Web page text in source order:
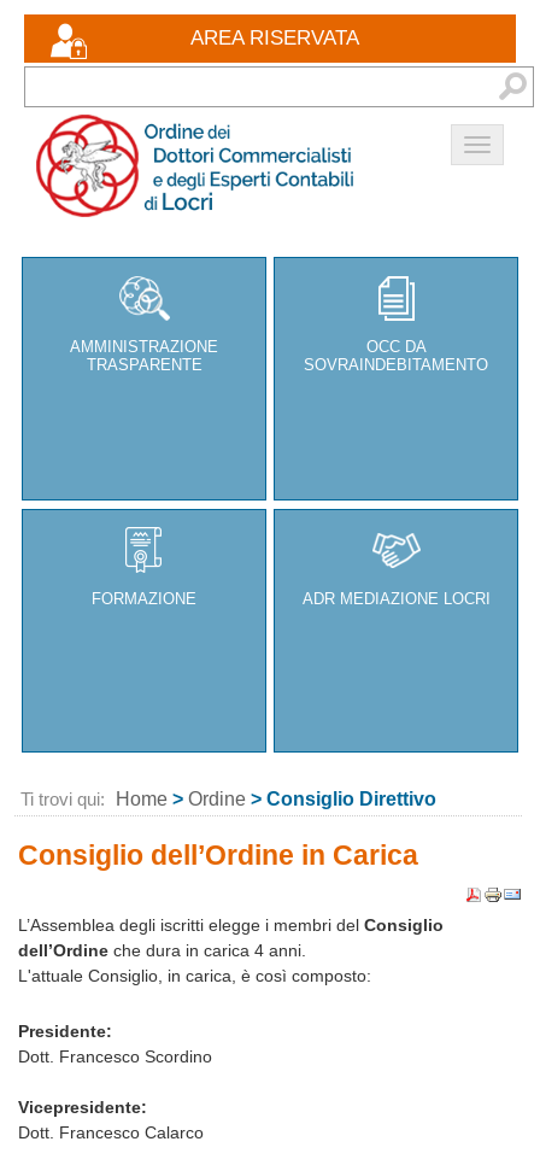
AREA RISERVATA
Eventi formativi
Documenti
Bacheca
Contatti
AMMINISTRAZIONE
TRASPARENTE
OCC DA
SOVRAINDEBITAMENTO
FORMAZIONE ADR MEDIAZIONE LOCRI
Ti trovi qui: Home > Ordine > Consiglio Direttivo
Consiglio dell’Ordine in Carica
L’Assemblea degli iscritti elegge i membri del Consiglio
dell’Ordine che dura in carica 4 anni.
L'attuale Consiglio, in carica, è così composto:
Presidente:
Dott. Francesco Scordino
Vicepresidente:
Dott. Francesco Calarco